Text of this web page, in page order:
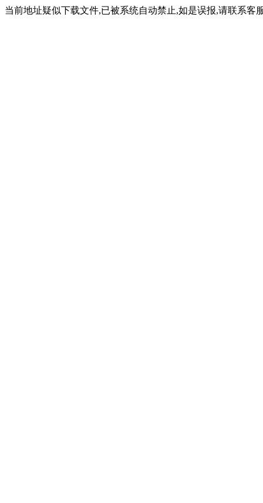
当前地址疑似下载文件,已被系统自动禁止,如是误报,请联系客